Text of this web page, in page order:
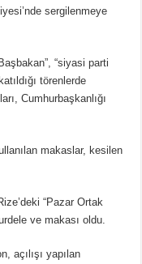
sergilenmeye
“siyasi parti
törenlerde
Cumhurbaşkanlığı
makaslar, kesilen
“Pazar Ortak
ve makası oldu.
açılışı yapılan